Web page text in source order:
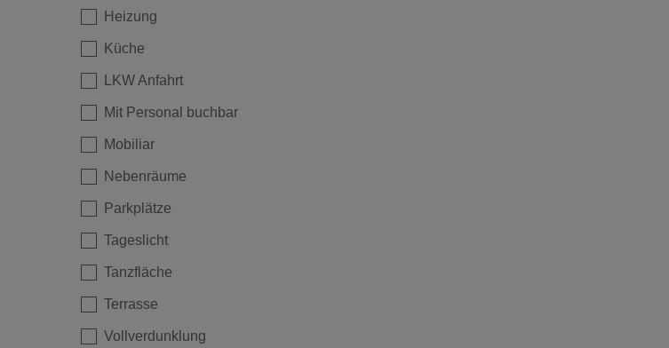
Heizung
Küche
LKW Anfahrt
Mit Personal buchbar
Mobiliar
Nebenräume
Parkplätze
Tageslicht
Tanzfläche
Terrasse
Vollverdunklung